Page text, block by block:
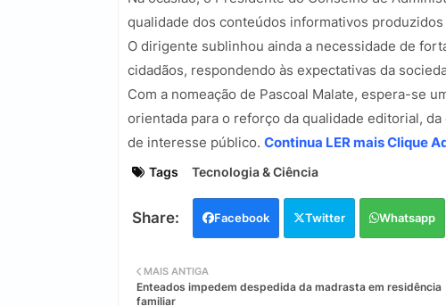
qualidade dos conteúdos informativos produzidos
O dirigente sublinhou ainda a necessidade de
cidadãos, respondendo às expectativas da
Com a nomeação de Pascoal Malate, espera-se
orientada para o reforço da qualidade editorial,
de interesse público. Continua LER mais Clique
Tags Tecnologia & Ciência
Facebook Twitter Whatsapp
MAIS ANTIGA
Enteados impedem despedida da madrasta em residência
familiar